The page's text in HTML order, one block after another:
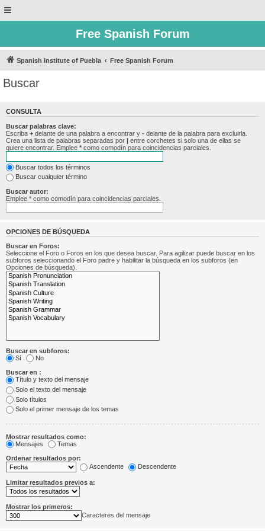
Free Spanish Forum
Spanish Institute of Puebla Free Spanish Forum
Buscar
CONSULTA
Buscar palabras clave:
Escriba + delante de una palabra a encontrar y - delante de la palabra para excluirla.
Crea una lista de palabras separadas por | entre corchetes si solo una de ellas se
quiere encontrar. Emplee * como comodín para coincidencias parciales.
Buscar todos los términos
Buscar cualquier término
Buscar autor:
Emplee * como comodín para coincidencias parciales.
OPCIONES DE BÚSQUEDA
Buscar en Foros:
Seleccione el Foro o Foros en los que desea buscar. Para agilizar puede buscar en los
subforos seleccionando el Foro padre y habilitar la búsqueda en los subforos (en
Opciones de búsqueda).
Buscar en subforos:
Sí
No
Buscar en :
Título y texto del mensaje
Solo el texto del mensaje
Solo títulos
Solo el primer mensaje de los temas
Mostrar resultados como:
Mensajes
Temas
Ordenar resultados por:
Ascendente
Descendente
Limitar resultados previos a:
Mostrar los primeros:
Caracteres del mensaje